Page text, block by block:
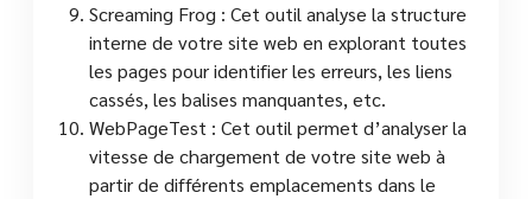
Screaming Frog : Cet outil analyse la structure
interne de votre site web en explorant toutes
les pages pour identifier les erreurs, les liens
cassés, les balises manquantes, etc.
WebPageTest : Cet outil permet d’analyser la
vitesse de chargement de votre site web à
partir de différents emplacements dans le